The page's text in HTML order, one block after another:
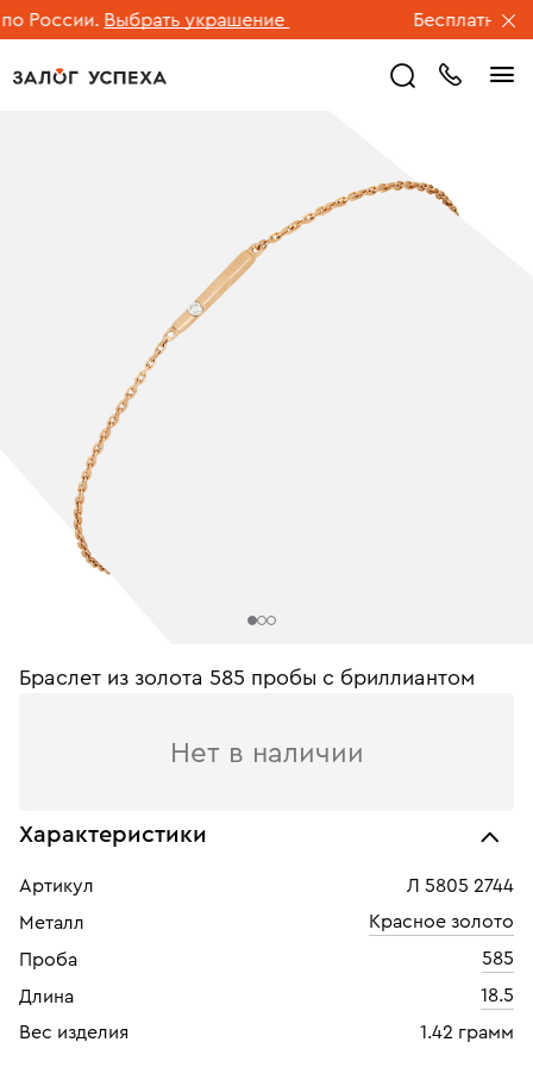
России. Выбрать украшение Бесплатная
Браслет из золота 585 пробы с бриллиантом
Нет в наличии
Характеристики
Артикул
Л 5805 2744
Металл
Красное золото
Проба
585
Длина
18.5
Вес изделия
1.42 грамм